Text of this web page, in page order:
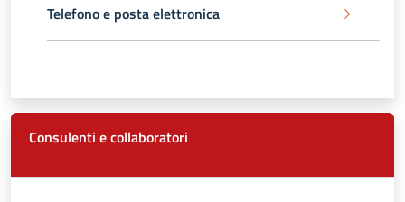
Telefono e posta elettronica
Consulenti e collaboratori